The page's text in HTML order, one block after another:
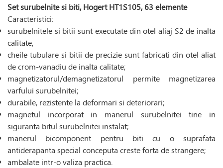
Set surubelnite si biti, Hogert HT1S105, 63 elemente
Caracteristici:
surubelnitele si bitii sunt executate din otel aliaj S2 de inalta
calitate;
cheile tubulare si bitii de precizie sunt fabricati din otel aliat
de crom-vanadiu de inalta calitate;
magnetizatorul/demagnetizatorul permite magnetizarea
varfului surubelnitei;
durabile, rezistente la deformari si deteriorari;
magnetul incorporat in manerul surubelnitei tine in
siguranta bitul surubelnitei instalat;
manerul bicomponent pentru biti cu o suprafata
antiderapanta special conceputa creste forta de strangere;
ambalate intr-o valiza practica.